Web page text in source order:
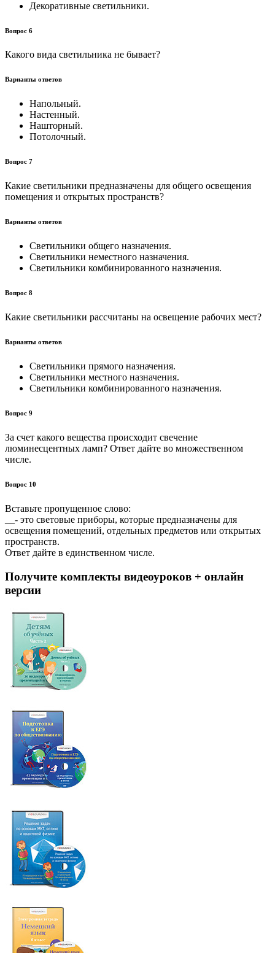
Декоративные светильники.
Вопрос 6
Какого вида светильника не бывает?
Варианты ответов
Напольный.
Настенный.
Нашторный.
Потолочный.
Вопрос 7
Какие светильники предназначены для общего освещения
помещения и открытых пространств?
Варианты ответов
Светильники общего назначения.
Светильники неместного назначения.
Светильники комбинированного назначения.
Вопрос 8
Какие светильники рассчитаны на освещение рабочих мест?
Варианты ответов
Светильники прямого назначения.
Светильники местного назначения.
Светильники комбинированного назначения.
Вопрос 9
За счет какого вещества происходит свечение
люминесцентных ламп? Ответ дайте во множественном
числе.
Вопрос 10
Вставьте пропущенное слово:
__- это световые приборы, которые предназначены для
освещения помещений, отдельных предметов или открытых
пространств.
Ответ дайте в единственном числе.
Получите комплекты видеоуроков + онлайн
версии